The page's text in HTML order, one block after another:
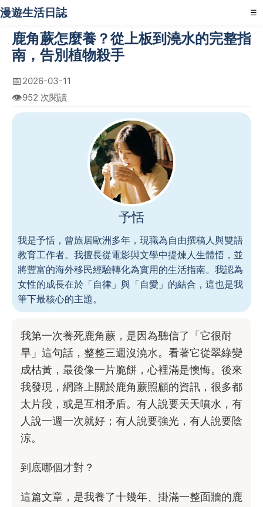
漫遊生活日誌 ☰
鹿角蕨怎麼養？從上板到澆水的完整指
南，告別植物殺手
📅2026-03-11
👁️952 次閱讀
予恬
我是予恬，曾旅居歐洲多年，現職為自由撰稿人與雙語
教育工作者。我擅長從電影與文學中提煉人生體悟，並
將豐富的海外移民經驗轉化為實用的生活指南。我認為
女性的成長在於「自律」與「自愛」的結合，這也是我
筆下最核心的主題。
我第一次養死鹿角蕨，是因為聽信了「它很耐
旱」這句話，整整三週沒澆水。看著它從翠綠變
成枯黃，最後像一片脆餅，心裡滿是懊悔。後來
我發現，網路上關於鹿角蕨照顧的資訊，很多都
太片段，或是互相矛盾。有人說要天天噴水，有
人說一週一次就好；有人說要強光，有人說要陰
涼。
到底哪個才對？
這篇文章，是我養了十幾年、掛滿一整面牆的鹿